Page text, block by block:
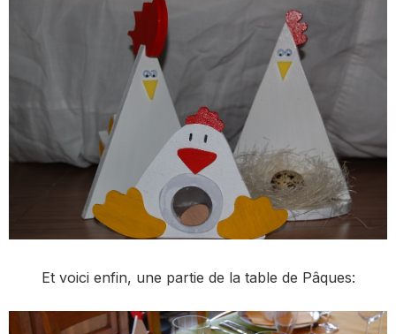
Et voici enfin, une partie de la table de Pâques: